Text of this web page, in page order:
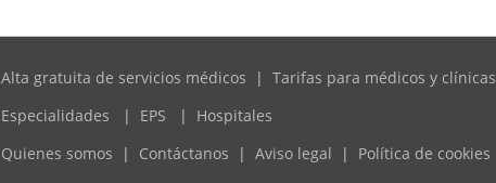
Alta gratuita de servicios médicos | Tarifas para médicos y clínicas
Especialidades | EPS |
Hospitales
Quienes somos | Contáctanos | Aviso legal |
Política de cookies